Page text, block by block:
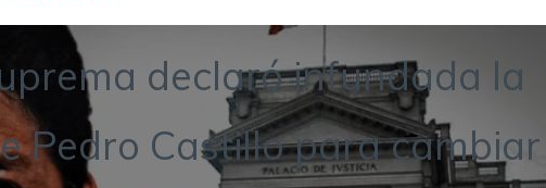
declaró infundada la
Pedro Castillo para cambiar